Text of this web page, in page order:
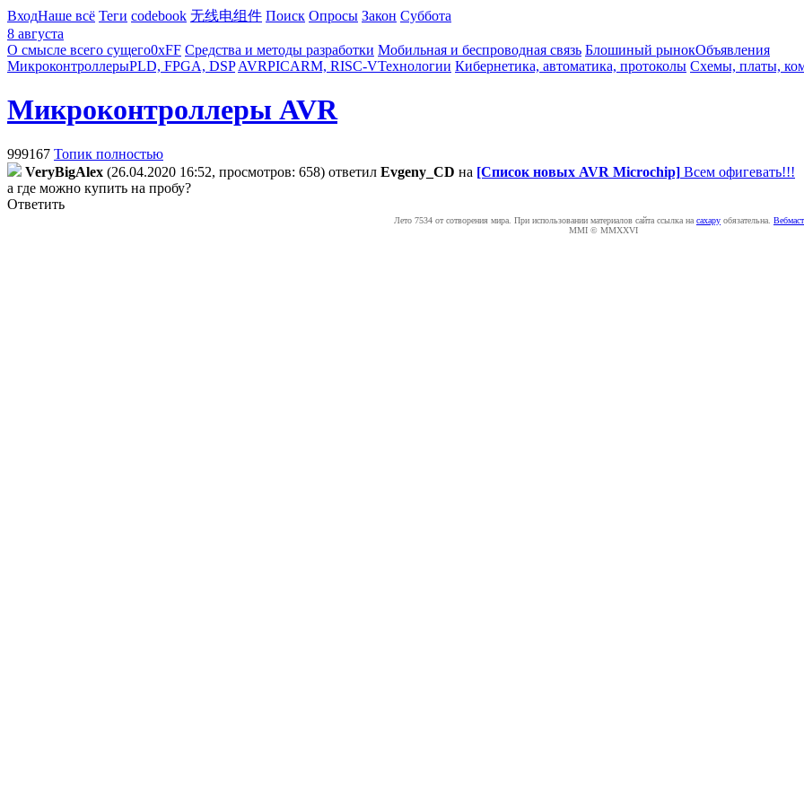
ВходНаше всё Теги codebook 无线电组件 Поиск Опросы Закон Суббота
8 августа
О смысле всего сущего0xFF Средства и методы разработки Мобильная и беспроводная связь Блошиный рынокОбъявления
МикроконтроллерыPLD, FPGA, DSP AVRPICARM, RISC-VТехнологии Кибернетика, автоматика, протоколы Схемы, платы,
Микроконтроллеры AVR
999167 Топик полностью
VeryBigAlex (26.04.2020 16:52, просмотров: 658) ответил Evgeny_CD на [Список новых AVR Microchip] Всем офигевать!!!
а где можно купить на пробу?
Ответить
Лето 7534 от сотворения мира. При использовании материалов сайта ссылка на caxapу обязательна.
MMI © MMXXVI